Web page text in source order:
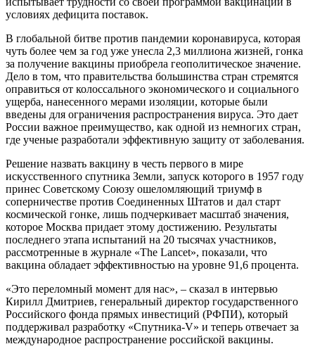
условиях дефицита поставок.
В глобальной битве против пандемии коронавируса, которая
чуть более чем за год уже унесла 2,3 миллиона жизней, гонка
за получение вакцины приобрела геополитическое значение.
Дело в том, что правительства большинства стран стремятся
оправиться от колоссального экономического и социального
ущерба, нанесенного мерами изоляции, которые были
введены для ограничения распространения вируса. Это дает
России важное преимущество, как одной из немногих стран,
где ученые разработали эффективную защиту от заболевания.
Решение назвать вакцину в честь первого в мире
искусственного спутника Земли, запуск которого в 1957 году
принес Советскому Союзу ошеломляющий триумф в
соперничестве против Соединенных Штатов и дал старт
космической гонке, лишь подчеркивает масштаб значения,
которое Москва придает этому достижению. Результаты
последнего этапа испытаний на 20 тысячах участников,
рассмотренные в журнале «The Lancet», показали, что
вакцина обладает эффективностью на уровне 91,6 процента.
«Это переломный момент для нас», – сказал в интервью
Кирилл Дмитриев, генеральный директор государственного
Российского фонда прямых инвестиций (РФПИ), который
поддерживал разработку «Спутника-V» и теперь отвечает за
международное распространение российской вакцины.